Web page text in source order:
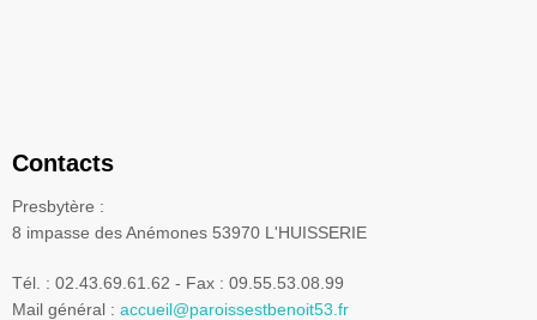
Contacts
Presbytère :
8 impasse des Anémones 53970 L'HUISSERIE
Tél. : 02.43.69.61.62 - Fax : 09.55.53.08.99
Mail général : accueil@paroissestbenoit53.fr